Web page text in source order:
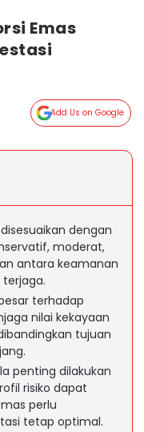
Emas
Add Us on Google
dengan
moderat,
antara keamanan
terhadap
nilai kekayaan
tujuan
penting dilakukan
risiko dapat
perlu
tetap optimal.